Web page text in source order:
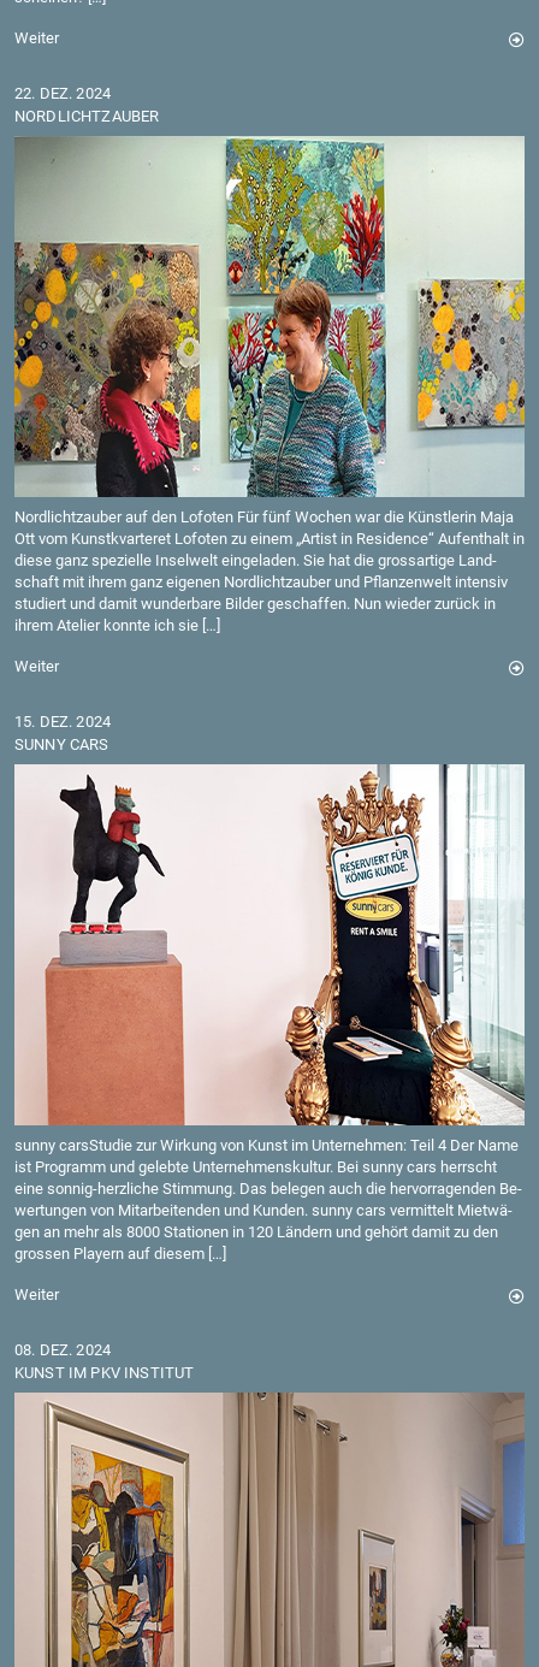
Wei­ter
22. DEZ. 2024
NORD­LICHT­ZAU­BER
Nord­licht­zau­ber auf den Lo­fo­ten Für fünf Wo­chen war die Künst­le­rin Maja
Ott vom Kunst­kvar­te­ret Lo­fo­ten zu einem „Ar­tist in Re­si­dence“ Auf­ent­halt in
diese ganz spe­zi­el­le In­sel­welt ein­ge­la­den. Sie hat die gross­ar­ti­ge Land­
schaft mit ihrem ganz ei­ge­nen Nord­licht­zau­ber und Pflan­zen­welt in­ten­siv
stu­diert und damit wun­der­ba­re Bil­der ge­schaf­fen. Nun wie­der zu­rück in
ihrem Ate­lier konn­te ich sie […]
Wei­ter
15. DEZ. 2024
SUNNY CARS
sunny cars­Stu­die zur Wir­kung von Kunst im Un­ter­neh­men: Teil 4 Der Name
ist Pro­gramm und ge­leb­te Un­ter­neh­mens­kul­tur. Bei sunny cars herrscht
eine son­nig-herz­li­che Stim­mung. Das be­le­gen auch die her­vor­ra­gen­den Be­
wer­tun­gen von Mit­ar­bei­ten­den und Kun­den. sunny cars ver­mit­telt Miet­wä­
gen an mehr als 8000 Sta­tio­nen in 120 Län­dern und ge­hört damit zu den
gros­sen Play­ern auf die­sem […]
Wei­ter
08. DEZ. 2024
KUNST IM PKV IN­STI­TUT